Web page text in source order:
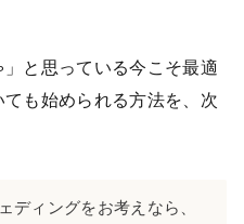
と思っている今こそ最適
も始められる方法を、次
ディングをお考えなら、